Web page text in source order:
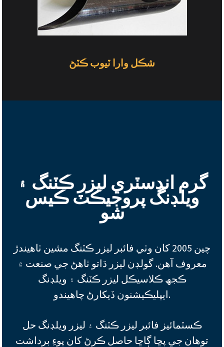
شڪل وارا ٽيوب ڪٽڻ
گرم انڊسٽري ليزر ڪٽنگ ۽
ويلڊنگ پروجيڪٽ ڪيس
شو
چين 2005 کان وٺي فائبر ليزر ڪٽنگ مشين ٺاهيندڙ
معروف آهن. گولڊن ليزر ڌاتو ٺاھڻ جي صنعت ۾
ڪجھ ڪلاسيڪل ليزر ڪٽنگ ۽ ويلڊنگ
ايپليڪيشنون ڏيکارڻ چاهيندو.
ڪسٽمائيز فائبر ليزر ڪٽنگ ۽ ليزر ويلڊنگ حل
توهان جي پڇا ڳاڇا حاصل ڪرڻ کان پوءِ برداشت